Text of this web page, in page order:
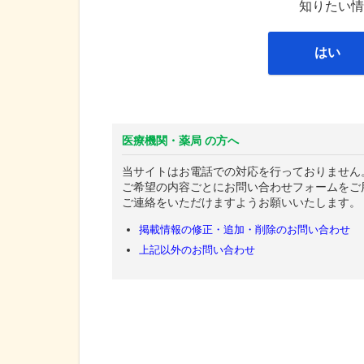
知りたい
はい
医療機関・薬局 の方へ
当サイトはお電話での対応を行っておりません
ご希望の内容ごとにお問い合わせフォームを
ご連絡をいただけますようお願いいたします。
掲載情報の修正・追加・削除のお問い合わせ
上記以外のお問い合わせ